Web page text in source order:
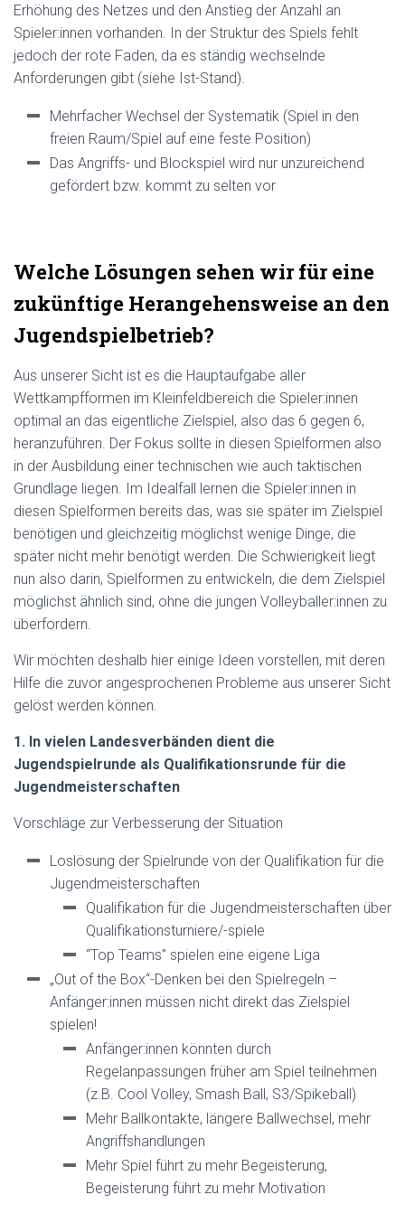
Erhöhung des Netzes und den Anstieg der Anzahl an
Spieler:innen vorhanden. In der Struktur des Spiels fehlt
jedoch der rote Faden, da es ständig wechselnde
Anforderungen gibt (siehe Ist-Stand).
Mehrfacher Wechsel der Systematik (Spiel in den
freien Raum/Spiel auf eine feste Position)
Das Angriffs- und Blockspiel wird nur unzureichend
gefördert bzw. kommt zu selten vor
Welche Lösungen sehen wir für eine
zukünftige Herangehensweise an den
Jugendspielbetrieb?
Aus unserer Sicht ist es die Hauptaufgabe aller
Wettkampfformen im Kleinfeldbereich die Spieler:innen
optimal an das eigentliche Zielspiel, also das 6 gegen 6,
heranzuführen. Der Fokus sollte in diesen Spielformen also
in der Ausbildung einer technischen wie auch taktischen
Grundlage liegen. Im Idealfall lernen die Spieler:innen in
diesen Spielformen bereits das, was sie später im Zielspiel
benötigen und gleichzeitig möglichst wenige Dinge, die
später nicht mehr benötigt werden. Die Schwierigkeit liegt
nun also darin, Spielformen zu entwickeln, die dem Zielspiel
möglichst ähnlich sind, ohne die jungen Volleyballer:innen zu
überfordern.
Wir möchten deshalb hier einige Ideen vorstellen, mit deren
Hilfe die zuvor angesprochenen Probleme aus unserer Sicht
gelöst werden können.
1. In vielen Landesverbänden dient die
Jugendspielrunde als Qualifikationsrunde für die
Jugendmeisterschaften
Vorschläge zur Verbesserung der Situation
Loslösung der Spielrunde von der Qualifikation für die
Jugendmeisterschaften
Qualifikation für die Jugendmeisterschaften über
Qualifikationsturniere/-spiele
“Top Teams” spielen eine eigene Liga
„Out of the Box“-Denken bei den Spielregeln –
Anfänger:innen müssen nicht direkt das Zielspiel
spielen!
Anfänger:innen könnten durch
Regelanpassungen früher am Spiel teilnehmen
(z.B. Cool Volley, Smash Ball, S3/Spikeball)
Mehr Ballkontakte, längere Ballwechsel, mehr
Angriffshandlungen
Mehr Spiel führt zu mehr Begeisterung,
Begeisterung führt zu mehr Motivation